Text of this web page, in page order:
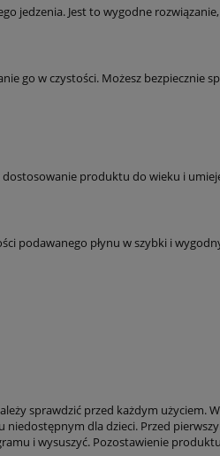
jedzenia. Jest to wygodne
go w czystości. Możesz bezpiecznie
dostosowanie produktu do wieku i
podawanego płynu w szybki i
sprawdzić przed każdym użyciem.
dla dzieci. Przed
i wysuszyć. Pozostawienie